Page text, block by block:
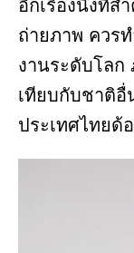
อีกเรื่องนึงที่ส
ถ่ายภาพ ควร
งานระดับโลก
เทียบกับชาติอื่
ประเทศไทยด้